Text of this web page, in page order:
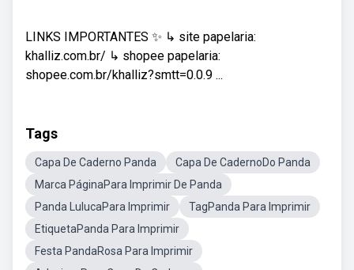
LINKS IMPORTANTES ✨ ↳ site papelaria:
khalliz.com.br/ ↳ shopee papelaria:
shopee.com.br/khalliz?smtt=0.0.9 ...
Tags
Capa De Caderno Panda
Capa De CadernoDo Panda
Marca PáginaPara Imprimir De Panda
Panda LulucaPara Imprimir
TagPanda Para Imprimir
EtiquetaPanda Para Imprimir
Festa PandaRosa Para Imprimir